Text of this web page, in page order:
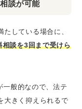
談が可能
している場合に、
談を3回まで受けら
般的なので、法テ
大きく抑えられるで